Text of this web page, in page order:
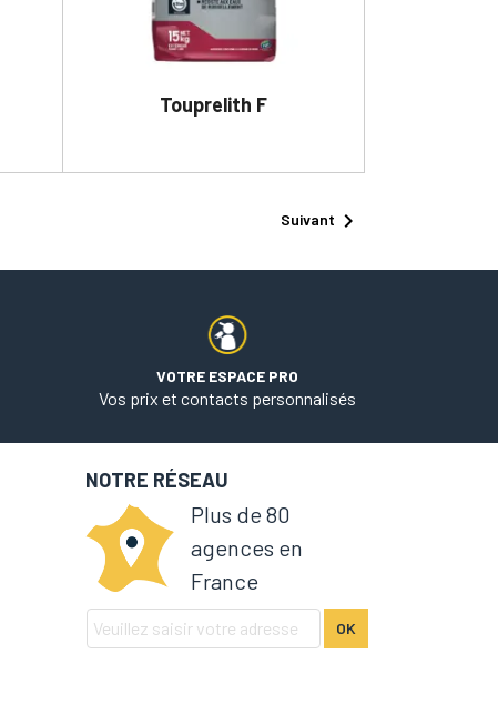
Touprelith F
DÉTAILS
Suivant 
VOTRE ESPACE PRO
Vos prix et contacts personnalisés
NOTRE RÉSEAU
Plus de 80
agences en
France
OK